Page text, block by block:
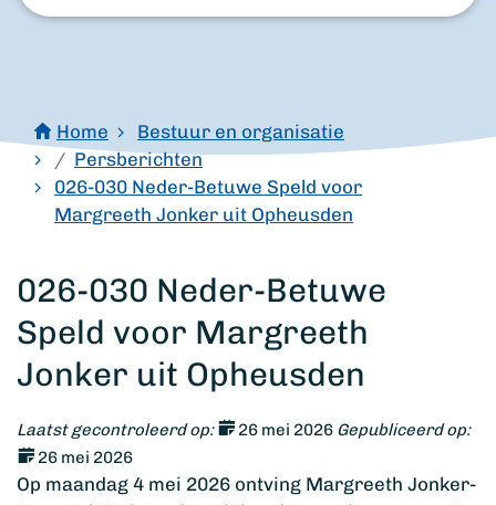
u?
Home
Bestuur en organisatie
Persberichten
026-030 Neder-Betuwe Speld voor
Margreeth Jonker uit Opheusden
026-030 Neder-Betuwe
Speld voor Margreeth
Jonker uit Opheusden
Laatst gecontroleerd op: 26 mei 2026 Gepubliceerd op:
26 mei 2026
Op maandag 4 mei 2026 ontving Margreeth Jonker-